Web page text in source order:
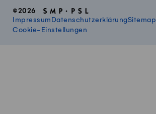
©2026
Impressum DatenschutzerklärungSitemap
Cookie-Einstellungen